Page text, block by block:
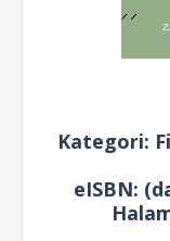
Kategori:
eISBN: